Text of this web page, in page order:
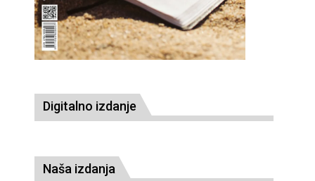
Digitalno izdanje
Naša izdanja